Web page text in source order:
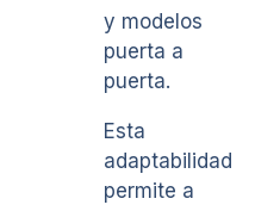
y modelos
puerta a
puerta.
Esta
adaptabilidad
permite a